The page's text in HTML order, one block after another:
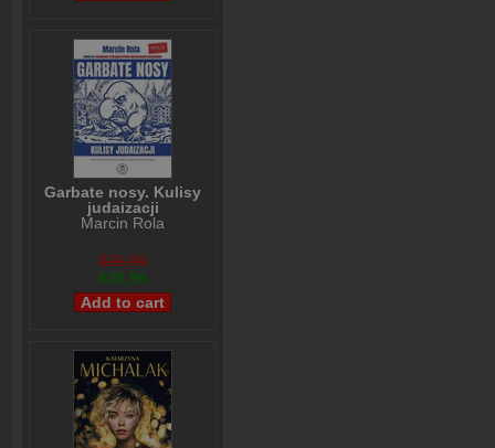
Garbate nosy. Kulisy
judaizacji
Marcin Rola
$26,99
$20,99